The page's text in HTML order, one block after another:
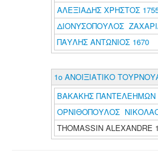
ΑΛΕΞΙΑΔΗΣ ΧΡΗΣΤΟΣ
ΔΙΟΝΥΣΟΠΟΥΛΟΣ
ΠΑΥΛΗΣ ΑΝΤΩΝΙΟΣ 1670
1ο ΑΝΟΙΞΙΑΤΙΚΟ
ΒΑΚΑΚΗΣ ΠΑΝΤΕΛΕΗΜΩΝ
ΟΡΝΙΘΟΠΟΥΛΟΣ
THOMASSIN ALEXANDRE